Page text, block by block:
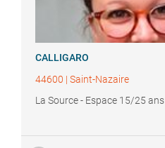
CALLIGARO
44600 | Saint-Nazaire
La Source - Espace 15/25 ans